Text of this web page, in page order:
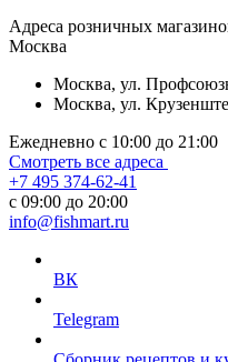
Aдреса розничных
Москва
Москва, ул.
Москва, ул.
Ежедневно с 10:00 до 21:00
Смотреть все адреса
+7 495 374-62-41
c 09:00 до 20:00
info@fishmart.ru
ВК
Telegram